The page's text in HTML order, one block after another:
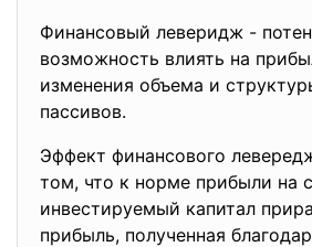
Финансовый леверидж -
возможность влиять на
изменения объема и
пассивов.
Эффект финансового
том, что к норме прибыли на
инвестируемый капитал
прибыль, полученная